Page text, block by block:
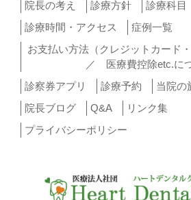
院長の考え
診療方針
診療科目
診療時間・アクセス
症例一覧
お支払い方法（クレジットカード
／ 医療費控除etc.に
診察券アプリ
診療予約
当院の
院長ブログ
Q&A
リンク集
プライバシーポリシー